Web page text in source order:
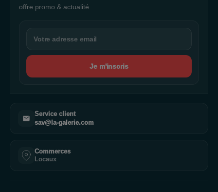
offre promo & actualité.
Je m'inscris
Service client
sav@la-galerie.com
Commerces
Locaux